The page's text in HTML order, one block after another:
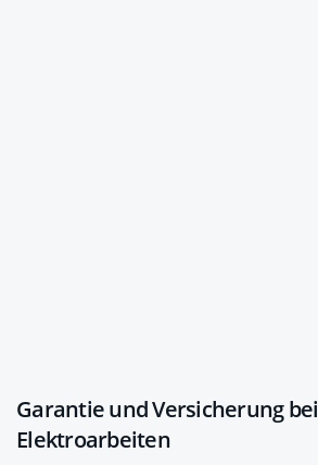
Garantie und Versicherung bei
Elektroarbeiten